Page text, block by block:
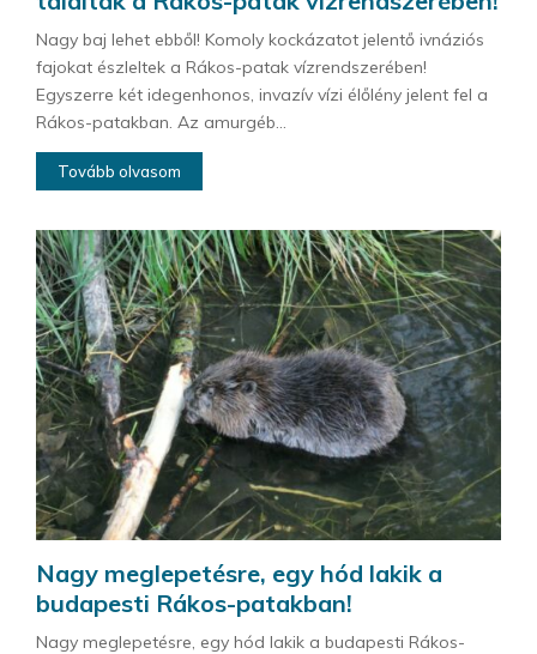
Nagy baj lehet ebből! Komoly kockázatot jelentő ivnáziós
fajokat észleltek a Rákos-patak vízrendszerében!
Egyszerre két idegenhonos, invazív vízi élőlény jelent fel a
Rákos-patakban. Az amurgéb...
Tovább olvasom
Nagy meglepetésre, egy hód lakik a
budapesti Rákos-patakban!
Nagy meglepetésre, egy hód lakik a budapesti Rákos-